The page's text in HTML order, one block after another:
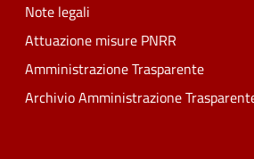
Note legali
Attuazione misure PNRR
Amministrazione Trasparente
Archivio Amministrazione